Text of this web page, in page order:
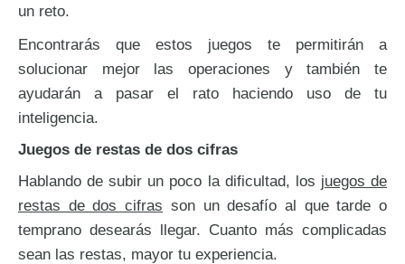
3 cifras con llevadas -
un reto.
Encontrarás que estos juegos te permitirán a
solucionar mejor las operaciones y también te
ayudarán a pasar el rato haciendo uso de tu
inteligencia.
Juegos de restas de dos cifras
Hablando de subir un poco la dificultad, los juegos de
restas de dos cifras son un desafío al que tarde o
temprano desearás llegar. Cuanto más complicadas
sean las restas, mayor tu experiencia.